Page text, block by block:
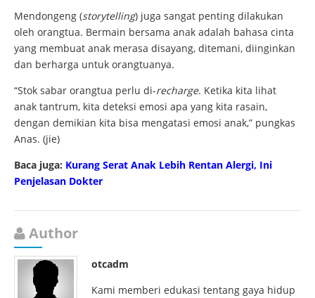
Mendongeng (storytelling) juga sangat penting dilakukan
oleh orangtua. Bermain bersama anak adalah bahasa cinta
yang membuat anak merasa disayang, ditemani, diinginkan
dan berharga untuk orangtuanya.
“Stok sabar orangtua perlu di-recharge. Ketika kita lihat
anak tantrum, kita deteksi emosi apa yang kita rasain,
dengan demikian kita bisa mengatasi emosi anak,” pungkas
Anas. (jie)
Baca juga: Kurang Serat Anak Lebih Rentan Alergi, Ini
Penjelasan Dokter
Author
otcadm
Kami memberi edukasi tentang gaya hidup